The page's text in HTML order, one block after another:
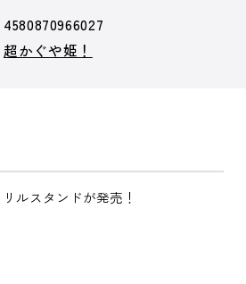
4580870966027
超かぐや姫！
ルスタンドが発売！